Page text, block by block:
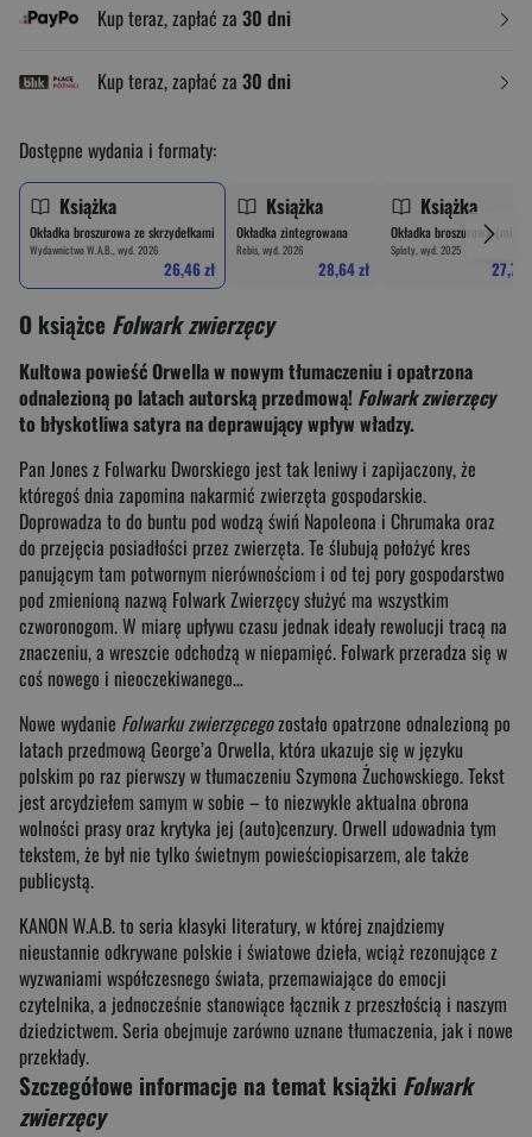
Kup teraz, zapłać za 30 dni
Kup teraz, zapłać za 30 dni
Dostępne wydania i formaty:
Książka
Okładka broszurowa ze skrzydełkami
Wydawnictwo W.A.B., wyd. 2026
26,46 zł
Książka
Okładka zintegrowana
Rebis, wyd. 2026
28,64 zł
Książka
Okładka broszurowa
Sploty, wyd. 2025
27,73
O książce Folwark zwierzęcy
Kultowa powieść Orwella w nowym tłumaczeniu i opatrzona
odnalezioną po latach autorską przedmową! Folwark zwierzęcy
to błyskotliwa satyra na deprawujący wpływ władzy.
Pan Jones z Folwarku Dworskiego jest tak leniwy i zapijaczony, że
któregoś dnia zapomina nakarmić zwierzęta gospodarskie.
Doprowadza to do buntu pod wodzą świń Napoleona i Chrumaka oraz
do przejęcia posiadłości przez zwierzęta. Te ślubują położyć kres
panującym tam potwornym nierównościom i od tej pory gospodarstwo
pod zmienioną nazwą Folwark Zwierzęcy służyć ma wszystkim
czworonogom. W miarę upływu czasu jednak ideały rewolucji tracą na
znaczeniu, a wreszcie odchodzą w niepamięć. Folwark przeradza się w
coś nowego i nieoczekiwanego…
Nowe wydanie Folwarku zwierzęcegozostało opatrzone odnalezioną po
latach przedmową George’a Orwella, która ukazuje się w języku
polskim po raz pierwszy w tłumaczeniu Szymona Żuchowskiego. Tekst
jest arcydziełem samym w sobie – to niezwykle aktualna obrona
wolności prasy oraz krytyka jej (auto)cenzury. Orwell udowadnia tym
tekstem, że był nie tylko świetnym powieściopisarzem, ale także
publicystą.
KANON W.A.B. to seria klasyki literatury, w której znajdziemy
nieustannie odkrywane polskie i światowe dzieła, wciąż rezonujące z
wyzwaniami współczesnego świata, przemawiające do emocji
czytelnika, a jednocześnie stanowiące łącznik z przeszłością i naszym
dziedzictwem. Seria obejmuje zarówno uznane tłumaczenia, jak i nowe
przekłady.
Szczegółowe informacje na temat książki Folwark
zwierzęcy